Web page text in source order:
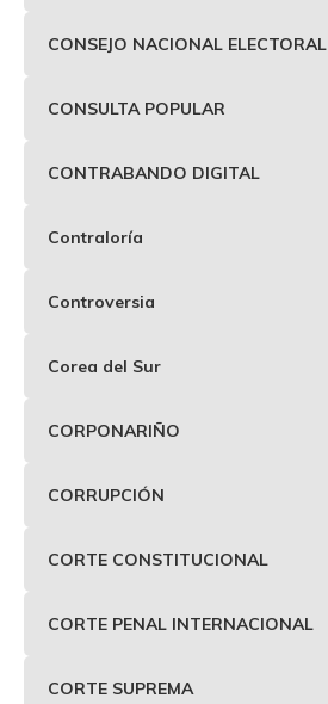
CONSEJO NACIONAL ELECTORAL
CONSULTA POPULAR
CONTRABANDO DIGITAL
Contraloría
Controversia
Corea del Sur
CORPONARIÑO
CORRUPCIÓN
CORTE CONSTITUCIONAL
CORTE PENAL INTERNACIONAL
CORTE SUPREMA